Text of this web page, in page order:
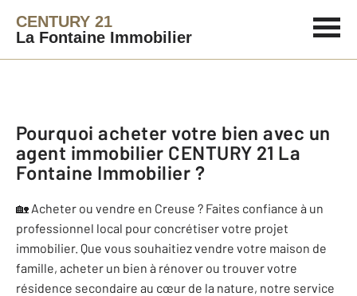
CENTURY 21
La Fontaine Immobilier
Pourquoi acheter votre bien avec un
agent immobilier CENTURY 21 La
Fontaine Immobilier ?
🏡 Acheter ou vendre en Creuse ? Faites confiance à un
professionnel local pour concrétiser votre projet
immobilier. Que vous souhaitiez vendre votre maison de
famille, acheter un bien à rénover ou trouver votre
résidence secondaire au cœur de la nature, notre service